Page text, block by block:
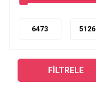
8020DRaw
8030C
8030CRwFILTRELE